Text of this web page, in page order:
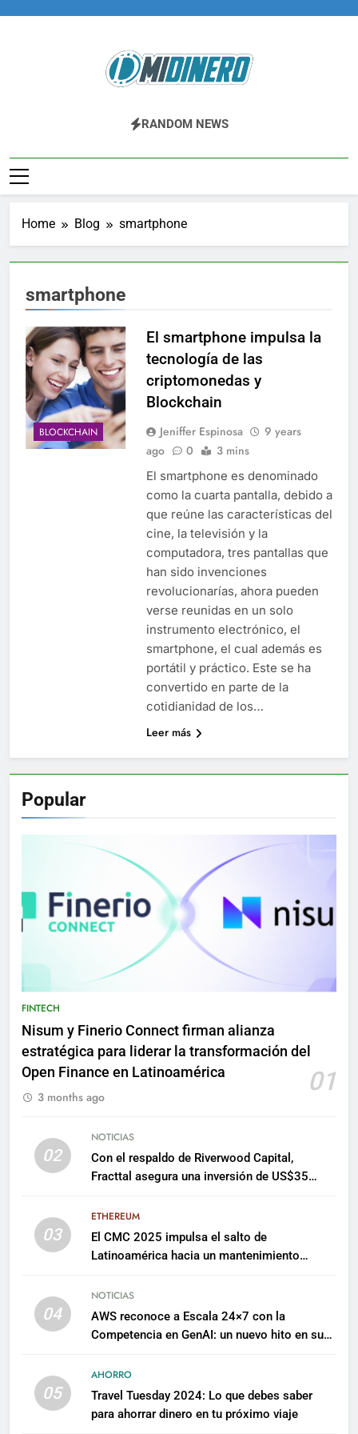
Midinero.co
Fintech, Criptomonedas
RANDOM NEWS
Home Blog smartphone
smartphone
BLOCKCHAIN
El smartphone impulsa la
tecnología de las
criptomonedas y
Blockchain
Jeniffer Espinosa
9 years
ago
0 3 mins
El smartphone es denominado
como la cuarta pantalla, debido a
que reúne las características del
cine, la televisión y la
computadora, tres pantallas que
han sido invenciones
revolucionarías, ahora pueden
verse reunidas en un solo
instrumento electrónico, el
smartphone, el cual además es
portátil y práctico. Este se ha
convertido en parte de la
cotidianidad de los…
Leer más
Popular
FINTECH
Nisum y Finerio Connect firman alianza
estratégica para liderar la transformación del
Open Finance en Latinoamérica
01
3 months ago
02
NOTICIAS
Con el respaldo de Riverwood Capital,
Fracttal asegura una inversión de US$35
03
ETHEREUM
El CMC 2025 impulsa el salto de
Latinoamérica hacia un mantenimiento
04
NOTICIAS
AWS reconoce a Escala 24×7 con la
Competencia en GenAI: un nuevo hito en su
05
AHORRO
Travel Tuesday 2024: Lo que debes saber
para ahorrar dinero en tu próximo viaje